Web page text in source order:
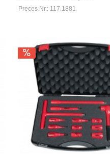
Preces Nr.: 117.1881